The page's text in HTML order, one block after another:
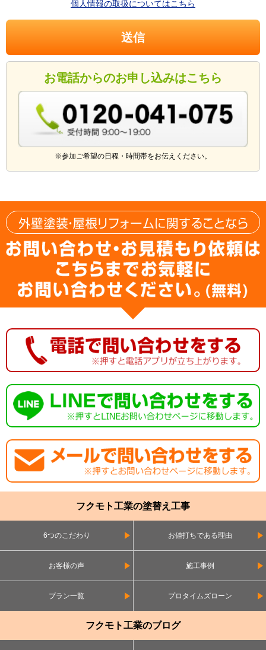
個人情報の取扱についてはこちら
お電話からのお申し込みはこちら
※参加ご希望の日程・時間帯をお伝えください。
フクモト工業の塗替え工事
6つのこだわり お値打ちである理由
お客様の声 施工事例
プラン一覧 プロタイムズローン
フクモト工業のブログ